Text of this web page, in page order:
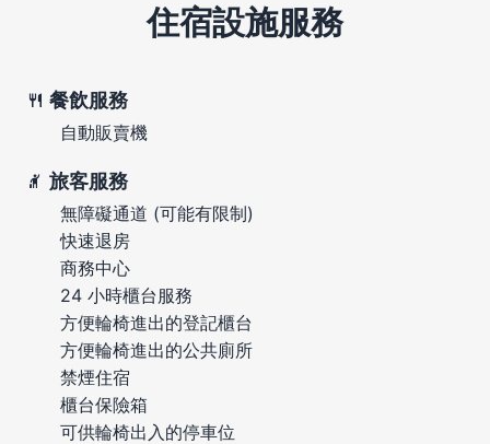
住宿設施服務
餐飲服務
自動販賣機
旅客服務
無障礙通道 (可能有限制)
快速退房
商務中心
24 小時櫃台服務
方便輪椅進出的登記櫃台
方便輪椅進出的公共廁所
禁煙住宿
櫃台保險箱
可供輪椅出入的停車位